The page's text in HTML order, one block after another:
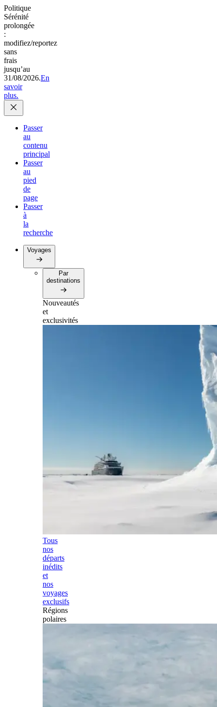
Politique
Sérénité
prolongée
:
modifiez/reportez
sans
frais
jusqu’au
31/08/2026.En
savoir
plus.
Passer
au
contenu
principal
Passer
au
pied
de
page
Passer
à
la
recherche
Voyages
Par
destinations
Nouveautés
et
exclusivités
Tous
nos
départs
inédits
et
nos
voyages
exclusifs
Régions
polaires